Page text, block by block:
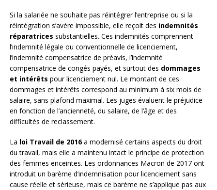
Si la salariée ne souhaite pas réintégrer l’entreprise ou si la
réintégration s’avère impossible, elle reçoit des indemnités
réparatrices substantielles. Ces indemnités comprennent
l’indemnité légale ou conventionnelle de licenciement,
l’indemnité compensatrice de préavis, l’indemnité
compensatrice de congés payés, et surtout des dommages
et intérêts pour licenciement nul. Le montant de ces
dommages et intérêts correspond au minimum à six mois de
salaire, sans plafond maximal. Les juges évaluent le préjudice
en fonction de l’ancienneté, du salaire, de l’âge et des
difficultés de reclassement.
La loi Travail de 2016a modernisé certains aspects du droit
du travail, mais elle a maintenu intact le principe de protection
des femmes enceintes. Les ordonnances Macron de 2017 ont
introduit un barème d’indemnisation pour licenciement sans
cause réelle et sérieuse, mais ce barème ne s’applique pas aux